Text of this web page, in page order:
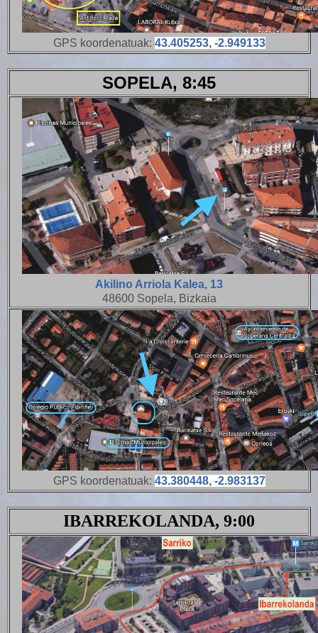
GPS koordenatuak: 43.405253, -2.949133
SOPELA, 8:45
Akilino Arriola Kalea, 13
48600 Sopela, Bizkaia
GPS koordenatuak: 43.380448, -2.983137
IBARREKOLANDA, 9:00